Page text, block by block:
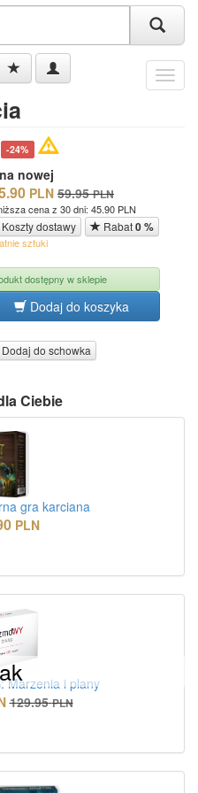
Menu
-24%
nowej
PLN 59.95 PLN
cena z 30 dni: 45.90 PLN
Koszty dostawy Rabat0 %
sztuki
dostępny w sklepie
Dodaj do koszyka
Dodaj do schowka
Ciebie
gra karciana
PLN
Marzenia i plany
129.95 PLN